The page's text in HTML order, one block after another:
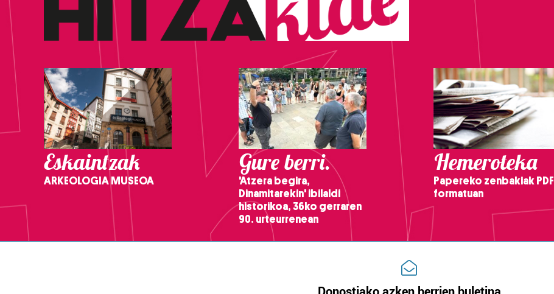
Eskaintzak
ARKEOLOGIA MUSEOA
Gure berri.
'Atzera begira,
Dinamitarekin' ibilaldi
historikoa, 36ko gerraren
90. urteurrenean
Hemeroteka
Papereko zenbakiak PDF
formatuan